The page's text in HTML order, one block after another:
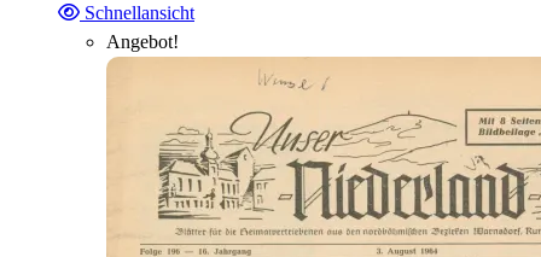
Schnellansicht
Angebot!